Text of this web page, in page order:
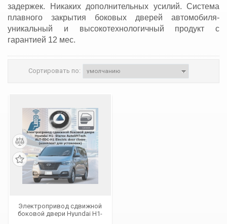
задержек. Никаких дополнительных усилий. Система
плавного закрытия боковых дверей автомобиля-
уникальный и высокотехнологичный продукт с
гарантией 12 мес.
Сортировать по:
Электропривод сдвижной
боковой двери Hyundai H1-